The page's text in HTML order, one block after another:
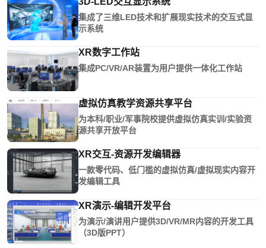
集成了三维LED技术和扩展现实技术的交互式显
示系统
XR数字工作站
集成PC/VR/AR装置为用户提供一体化工作站
虚拟仿真教学资源共享平台
为本科/职业/军事院校提供虚拟仿真实训/实验资
源共享开放平台
XR交互-资源开发编辑器
一款零代码、低门槛的虚拟仿真/虚拟现实内容开
发编辑工具
XR演示-编辑开发平台
为演示/演讲用户提供3D/VR/MR内容的开发工具
（3D版PPT）